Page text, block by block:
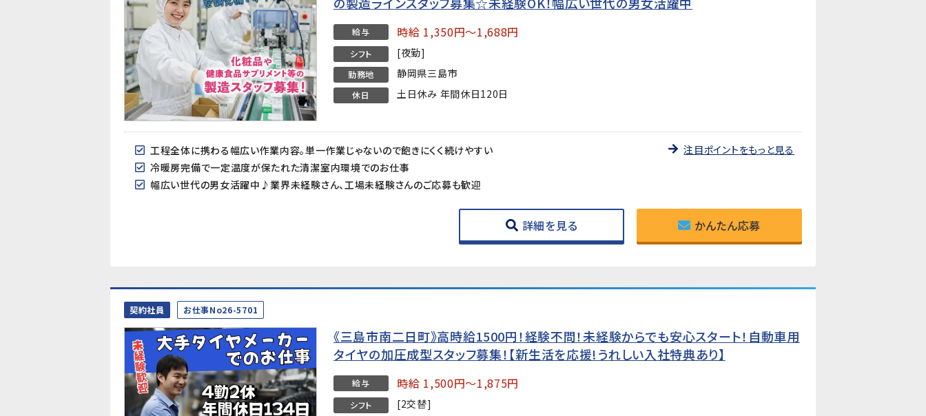
給与 時給 1,350円～1,688円
シフト [夜勤]
勤務地 静岡県三島市
休日 土日休み 年間休日120日
工程全体に携わる幅広い作業内容。単一作業じゃないので飽きにくく続けやすい
冷暖房完備で一定温度が保たれた清潔室内環境でのお仕事
幅広い世代の男女活躍中♪業界未経験さん、工場未経験さんのご応募も歓迎
注目ポイントをもっと見る
詳細を見る かんたん応募
契約社員 お仕事No26-5701
《三島市南二日町》高時給1500円！経験不問！未経験からでも安心スタート！自動車用
タイヤの加圧成型スタッフ募集！【新生活を応援!うれしい入社特典あり】
給与 時給 1,500円～1,875円
シフト [2交替]